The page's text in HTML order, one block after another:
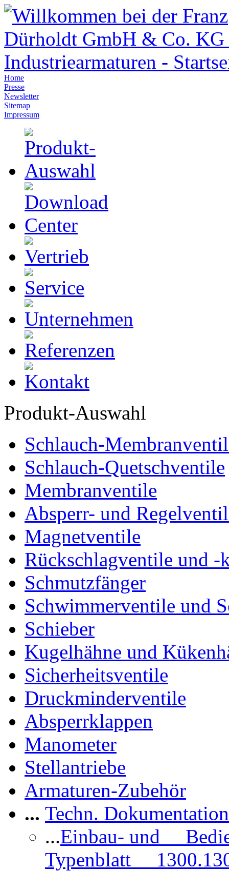
Home
Presse
Newsletter
Sitemap
Impressum
Produkt-Auswahl
Schlauch-
Schlauch-Quetschventile
Membranventile
Absperr- und
Magnetventile
Rückschlagventile und -
Schmutzfänger
Schwimmerventile und
Schieber
Kugelhähne und
Sicherheitsventile
Druckminderventile
Absperrklappen
Manometer
Stellantriebe
Armaturen-Zubehör
... Techn.
...Einbau- und
Typenblatt